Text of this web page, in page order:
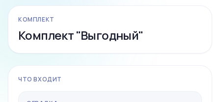
-5%
‹
КОМПЛЕКТ
Комплект "Выгодный"
ЧТО ВХОДИТ